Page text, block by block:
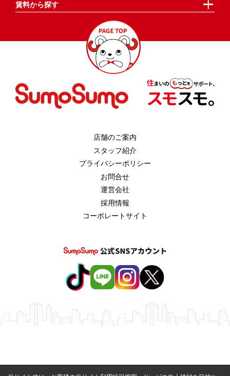
賃料から探す
店舗のご案内
スタッフ紹介
プライバシーポリシー
お問合せ
運営会社
採用情報
コーポレートサイト